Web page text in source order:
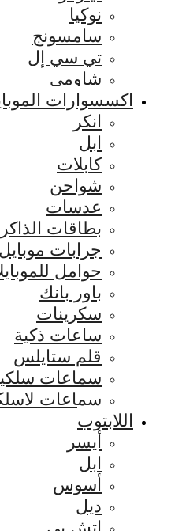
نوكيا
سامسونج
تي سي إل
شاومي
اكسسوارات
انكر
ابل
كابلات
شواحن
عدسات
بطاقات
جرابات موبايل
حوامل
باور بانك
سكرينات
ساعات ذكية
قلم ستايلس
سماعات
سماعات
اللابتوب
أيسر
ابل
أسوس
ديل